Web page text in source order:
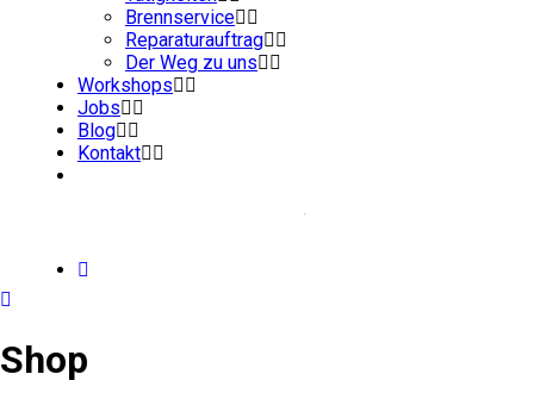
Brennservice
Reparaturauftrag
Der Weg zu uns
Workshops
Jobs
Blog
Kontakt
Shop